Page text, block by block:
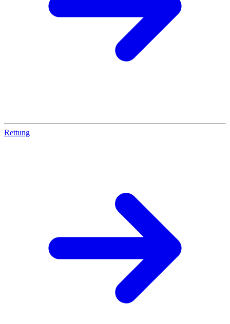
Rettung